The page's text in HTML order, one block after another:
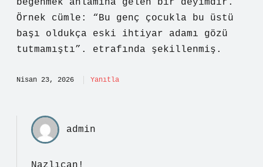
beğenmek anlamına gelen bir deyimdir.
Örnek cümle: “Bu genç çocukla bu üstü
başı oldukça eski ihtiyar adamı gözü
tutmamıştı”. etrafında şekillenmiş.
Nisan 23, 2026 Yanıtla
admin